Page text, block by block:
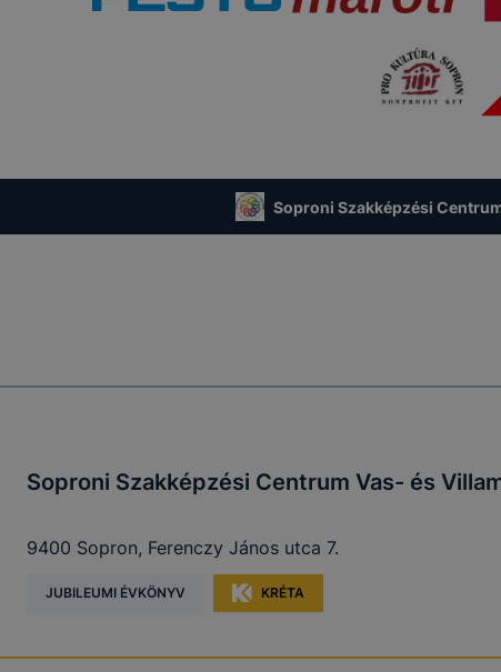
Soproni Szakképzési
Soproni Szakképzési Centrum Vas- és
9400 Sopron, Ferenczy János utca 7.
JUBILEUMI ÉVKÖNYV KRÉTA
elfogadja a cookiekat,de ezek általában megváltoztatják.
a cookie-k célja honlapunk használhatóságának és
vagy lehetséges tétele, a cookie-k alkalmazásának
előfordulhat, hogy felhasználóink ​​nem lehetséges
funkcióinak teljes körű kiterjedése, vagy a honlap a